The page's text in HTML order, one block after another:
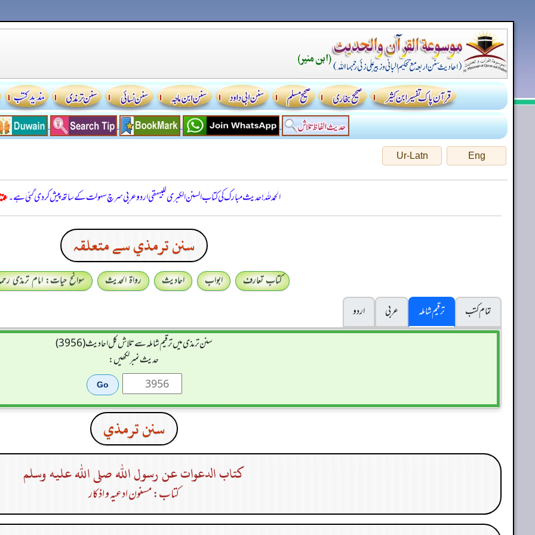
Eng
Ur-Latn
الحمدللہ! حدیث مبارک کی کتاب السنن الكبرى للبيهقي اردو عربی سرچ سہولت کے ساتھ پیش کر دی گئی ہے۔
سنن ترمذي سے متعلقہ
کتاب تعارف ابواب احادیث رواۃ الحدیث
سوانح حیات: امام ترمذی
تمام کتب
ترقیم شاملہ عربی
اردو
سنن ترمذی میں ترقیم شاملہ سے تلاش کل احادیث (3956)
حدیث نمبر لکھیں:
سنن ترمذي
كتاب الدعوات عن رسول الله صلى الله عليه وسلم
کتاب: مسنون ادعیہ و اذکار